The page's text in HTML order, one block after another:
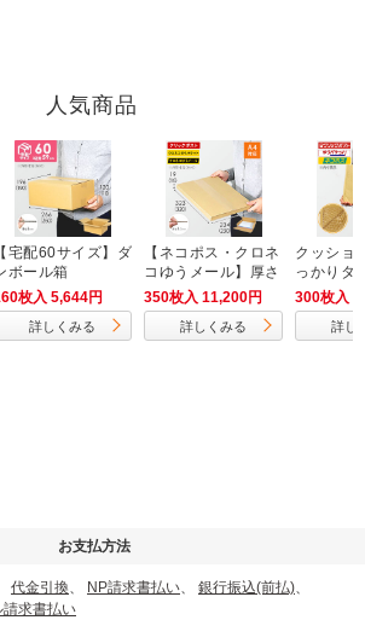
人気商品
【宅配60サイズ】ダ
ボール箱
枚入 5,644円
詳しくみる
【ネコポス・クロネ
コゆうメール】厚さ
2cm・ヤッコ型ケー
ス（A4サイズ）
350枚入 11,200円
詳しくみる
クッショ
っかりタ
4不可
300枚入
詳し
お支払方法
代金引換 NP請求書払い 銀行振込(前払)
請求書払い